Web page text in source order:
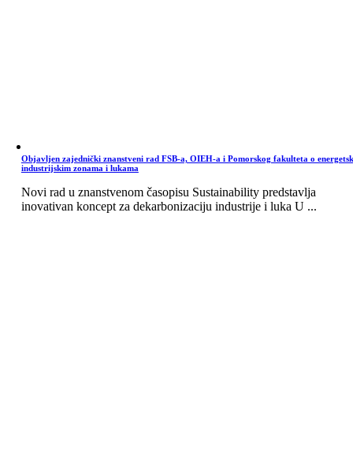
Objavljen zajednički znanstveni rad FSB-a, OIEH-a i Pomorskog fakulteta o
industrijskim zonama i lukama
Novi rad u znanstvenom časopisu Sustainability predstavlja
inovativan koncept za dekarbonizaciju industrije i luka U ...